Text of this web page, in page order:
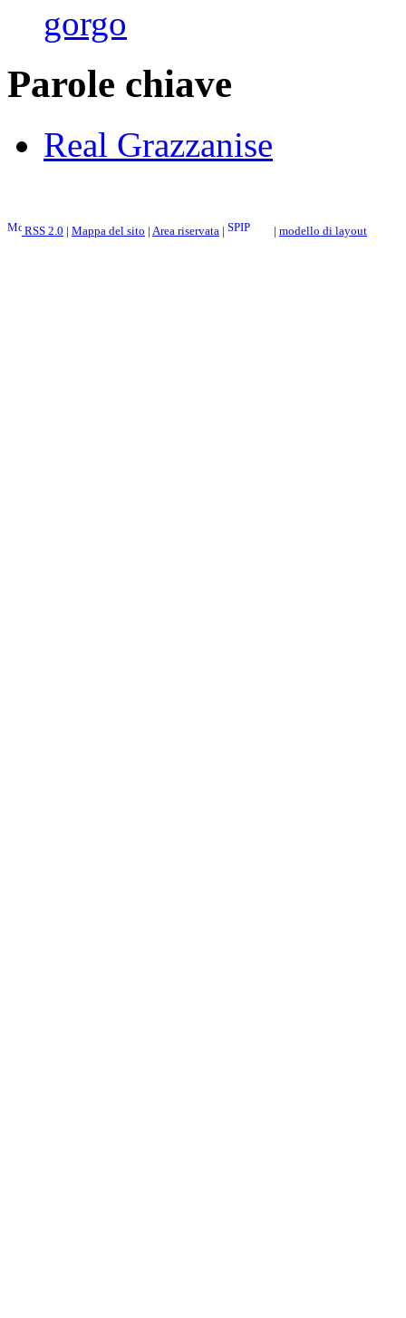
gorgo
Parole chiave
Real Grazzanise
RSS 2.0 | Mappa del sito | Area riservata | | modello di layout